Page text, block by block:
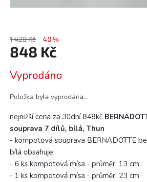
1 428 Kč –40 %
848 Kč
cena:
Vyprodáno
Položka byla vyprodána…
nejnižší cena za 30dní 848kč
souprava 7 dílů, bílá, Thun
- kompotová souprava BERNADOTTE
bílá obsahuje:
- 6 ks kompotová mísa - průměr: 13 cm
- 1 ks kompotová mísa - průměr: 23 cm